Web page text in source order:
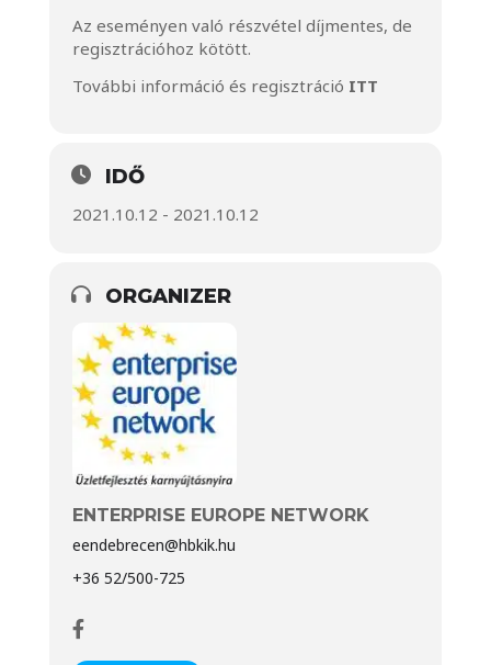
Az eseményen való részvétel díjmentes, de
regisztrációhoz kötött.
További információ és regisztráció ITT
IDŐ
2021.10.12 - 2021.10.12
ORGANIZER
ENTERPRISE EUROPE NETWORK
eendebrecen@hbkik.hu
+36 52/500-725